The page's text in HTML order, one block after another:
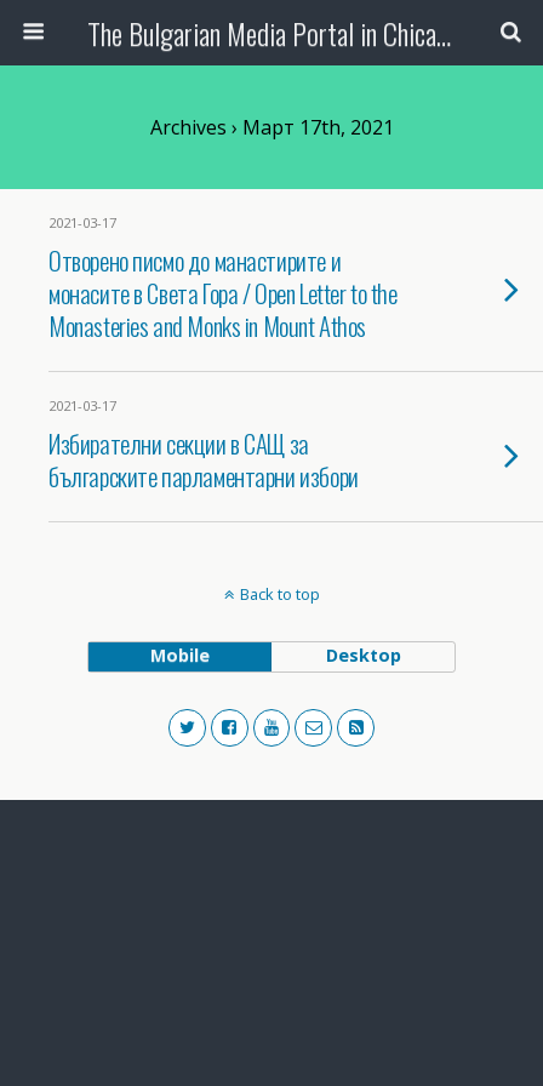
The Bulgarian Media Portal in Chicago
Archives › Март 17th, 2021
2021-03-17
Отворено писмо до манастирите и
монасите в Света Гора / Open Letter to the
Monasteries and Мonks in Mount Athos
2021-03-17
Избирателни секции в САЩ за
българските парламентарни избори
Back to top
Mobile Desktop